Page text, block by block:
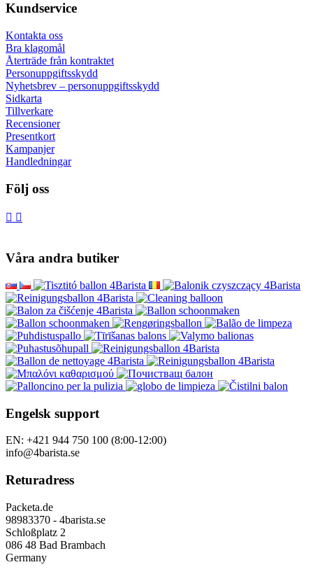
Kundservice
Kontakta oss
Bra klagomål
Återträde från kontraktet
Personuppgiftsskydd
Nyhetsbrev – personuppgiftsskydd
Sidkarta
Tillverkare
Recensioner
Presentkort
Kampanjer
Handledningar
Följ oss
Våra andra butiker
Engelsk support
EN: +421 944 750 100 (8:00-12:00)
info@4barista.se
Returadress
Packeta.de
98983370 - 4barista.se
Schloßplatz 2
086 48 Bad Brambach
Germany